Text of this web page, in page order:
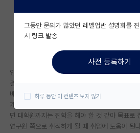
자유 게시판(아무개랩)
미국 유학 게시판
미국 대학원 합격 후기 게시판
대학원생 모집 게시판
연구실(PI) 홍보 게시판
석박사 채용 정보 게시판
안녕하세요, 올해로 지방사립대 컴퓨터공학과 3
결론부터 말씀드리자면 AI 대학원 준비에 앞서 어
배님들의 의견이 궁금합니다.
개인적으로 AI 기술에 흥미가 있어 파다보니 더
면 대학원까지는 진학을 해야 할 것 같아 목표로
연구원 쪽으로 취직하게 될 때 취업에 도움이 된
그동안 문의가 많았던 레벨업반 설명회를
시 링크 발송
사전 등록하기
하루 동안 이 컨텐츠 보지 않기